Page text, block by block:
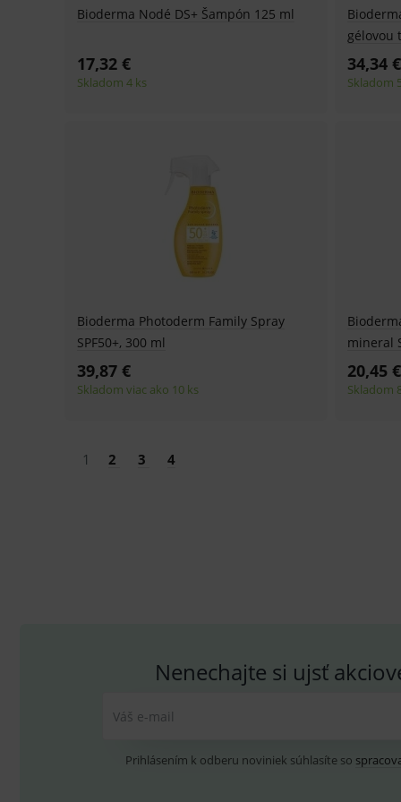
Bioderma Nodé DS+ Šampón 125 ml
17,32 €
Skladom 4 ks
gélovou
34,34 €
Skladom
Bioderma Photoderm Family Spray
SPF50+, 300 ml
39,87 €
Skladom viac ako 10 ks
mineral
20,45 €
Skladom
1 2 3 4
Nenechajte si ujsť
Váš e-mail
Prihlásením k odberu noviniek súhlasíte so
_gat_UA-